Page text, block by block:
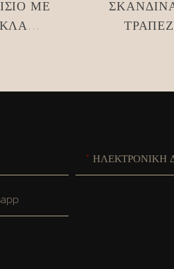
ΜΕ
ΗΛΕΚΤΡΟΝΙΚΗ